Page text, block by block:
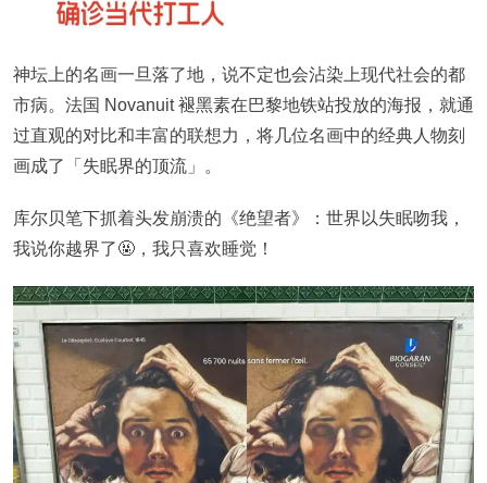
神坛上的名画一旦落了地，说不定也会沾染上现代社会的都
市病。法国 Novanuit 褪黑素在巴黎地铁站投放的海报，就通
过直观的对比和丰富的联想力，将几位名画中的经典人物刻
画成了「失眠界的顶流」。
库尔贝笔下抓着头发崩溃的《绝望者》：世界以失眠吻我，
我说你越界了🤬，我只喜欢睡觉！